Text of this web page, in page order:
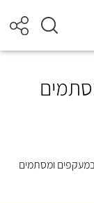
ומסתמים